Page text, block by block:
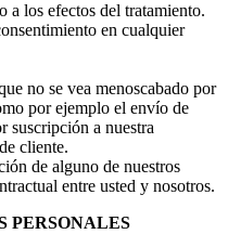
a los efectos del tratamiento.
en cualquier
no se vea menoscabado por
por ejemplo el envío de
suscripción a nuestra
cliente.
de alguno de nuestros
entre usted y nosotros.
PERSONALES